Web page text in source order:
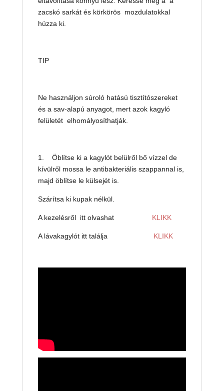
zacskó sarkát és körkörös mozdulatokkal
húzza ki.
TIP
Ne használjon súroló hatású tisztítószereket
és a sav-alapú anyagot, mert azok kagyló
felületét elhomályosíthatják.
1. Öblítse ki a kagylót belülről bő vízzel de
kívülről mossa le antibakteriális szappannal is,
majd öblítse le külsejét is.
Szárítsa ki kupak nélkül.
A kezelésről itt olvashat KLIKK
A lávakagylót itt találja KLIKK